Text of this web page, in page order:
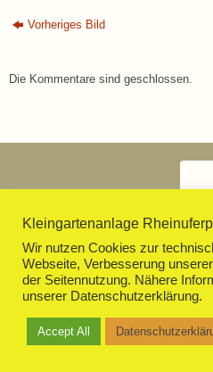
Vorheriges Bild
Die Kommentare sind geschlossen.
Kleingartenanlage
Wir nutzen Cookies zur
Webseite, Verbesserung
der Seitennutzung. Nähere
unserer Datenschutzerklärung.
Accept All